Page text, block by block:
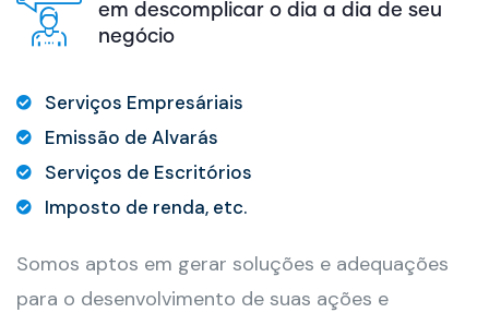
em descomplicar o dia a dia de seu
negócio
Serviços Empresáriais
Emissão de Alvarás
Serviços de Escritórios
Imposto de renda, etc.
Somos aptos em gerar soluções e adequações
para o desenvolvimento de suas ações e